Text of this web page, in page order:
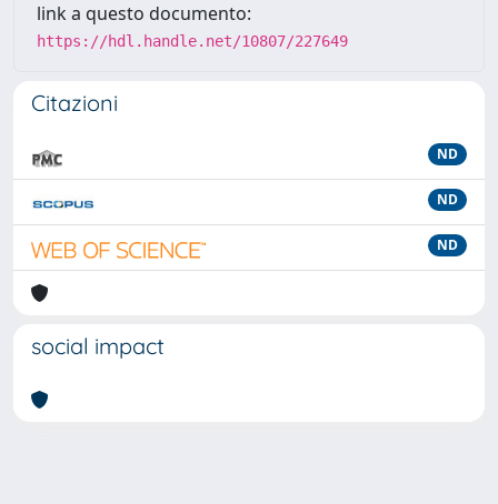
link a questo documento:
https://hdl.handle.net/10807/227649
Citazioni
ND
ND
ND
social impact